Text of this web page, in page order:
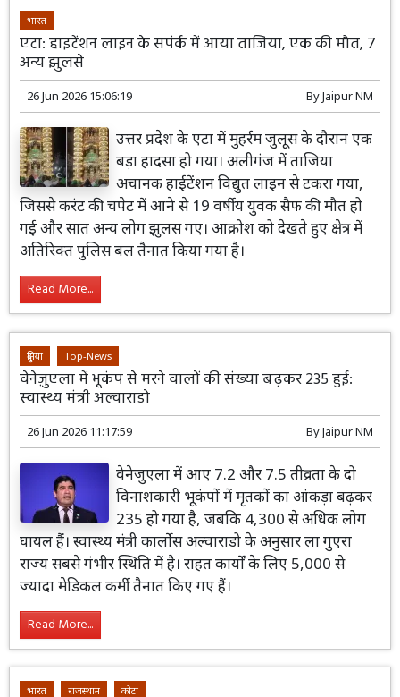
भारत
एटा: हाइटेंशन लाइन के सपंर्क में आया ताजिया, एक की मौत, 7
अन्य झुलसे
26 Jun 2026 15:06:19 ByJaipur NM
उत्तर प्रदेश के एटा में मुहर्रम जुलूस के दौरान एक
बड़ा हादसा हो गया। अलीगंज में ताजिया
अचानक हाईटेंशन विद्युत लाइन से टकरा गया,
जिससे करंट की चपेट में आने से 19 वर्षीय युवक सैफ की मौत हो
गई और सात अन्य लोग झुलस गए। आक्रोश को देखते हुए क्षेत्र में
अतिरिक्त पुलिस बल तैनात किया गया है।
Read More...
दुनिया Top-News
वेनेज़ुएला में भूकंप से मरने वालों की संख्या बढ़कर 235 हुई:
स्वास्थ्य मंत्री अल्वाराडो
26 Jun 2026 11:17:59 ByJaipur NM
वेनेजुएला में आए 7.2 और 7.5 तीव्रता के दो
विनाशकारी भूकंपों में मृतकों का आंकड़ा बढ़कर
235 हो गया है, जबकि 4,300 से अधिक लोग
घायल हैं। स्वास्थ्य मंत्री कार्लोस अल्वाराडो के अनुसार ला गुएरा
राज्य सबसे गंभीर स्थिति में है। राहत कार्यों के लिए 5,000 से
ज्यादा मेडिकल कर्मी तैनात किए गए हैं।
Read More...
भारत राजस्थान कोटा